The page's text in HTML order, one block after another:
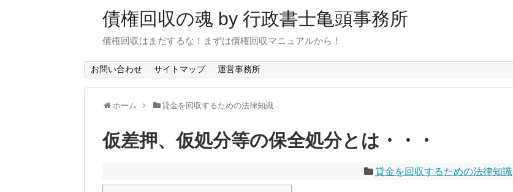
債権回収の魂 by 行政書士亀頭事務所
債権回収はまだするな！まずは債権回収マニュアルから！
お問い合わせ サイトマップ 運営事務所
ホーム 貸金を回収するための法律知識
仮差押、仮処分等の保全処分とは・・・
貸金を回収するための法律知識